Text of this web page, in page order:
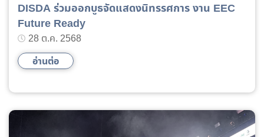
DISDA ร่วมออกบูธจัดแสดงนิทรรศการ งาน EEC
Future Ready
28 ต.ค. 2568
อ่านต่อ